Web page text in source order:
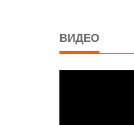
ВИДЕО